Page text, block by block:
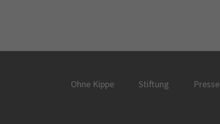
Ohne Kippe Stiftung Presse